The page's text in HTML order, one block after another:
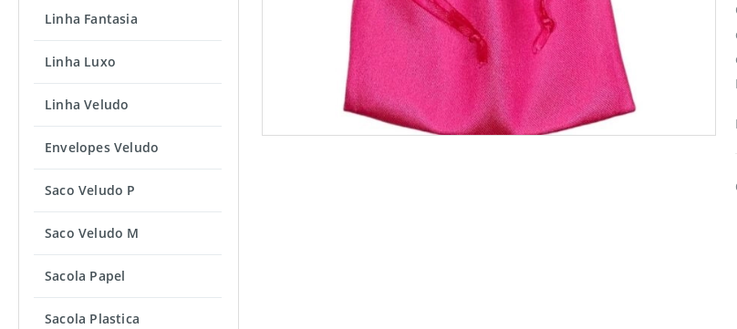
Linha Fantasia
Linha Luxo
Linha Veludo
Envelopes Veludo
Saco Veludo P
Saco Veludo M
Sacola Papel
Sacola Plastica